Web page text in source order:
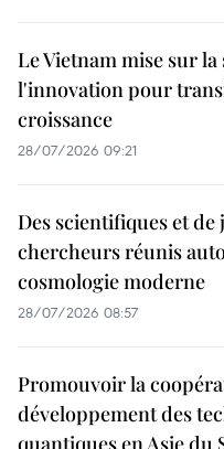
Le Vietnam mise sur la
l'innovation pour
croissance
28/07/2026 09:21
Des scientifiques et de
chercheurs réunis
cosmologie moderne
28/07/2026 08:57
Promouvoir la
développement des